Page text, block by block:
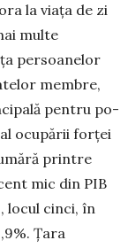
la viața de zi
multe
persoanelor
membre,
pentru po­
ocupării forței
printre
mic din PIB
locul cinci, în
Țara